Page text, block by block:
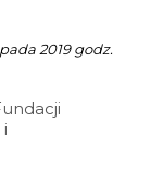
2019 godz.